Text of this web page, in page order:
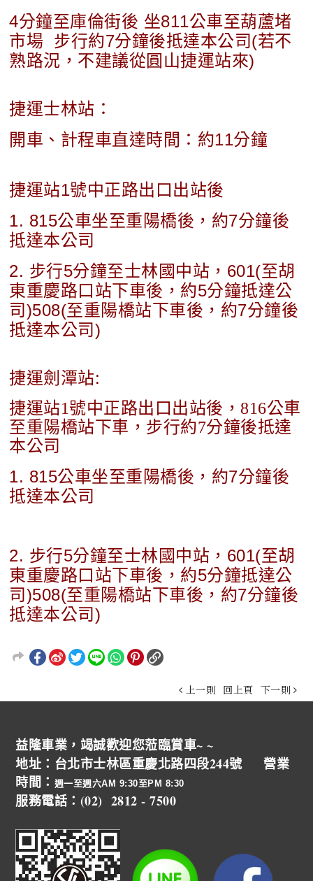
4分鐘至庫倫街後 坐811公車至葫蘆堵
市場 步行約7分鐘後抵達本公司(若不
熟路況，不建議從圓山捷運站來)
捷運士林站：
開車、計程車直達時間：約11分鐘
捷運站1號中正路出口出站後
1. 815公車坐至重陽橋後，約7分鐘後
抵達本公司
2. 步行5分鐘至士林國中站，601(至胡
東重慶路口站下車後，約5分鐘抵達公
司)508(至重陽橋站下車後，約7分鐘後
抵達本公司)
捷運劍潭站:
捷運站1號中正路出口出站後，816公車
至重陽橋站下車，步行約7分鐘後抵達
本公司
1. 815公車坐至重陽橋後，約7分鐘後
抵達本公司
2. 步行5分鐘至士林國中站，601(至胡
東重慶路口站下車後，約5分鐘抵達公
司)508(至重陽橋站下車後，約7分鐘後
抵達本公司)
上一則 回上頁 下一則
益隆車業，竭誠歡迎您蒞臨賞車~ ~
地址：台北市士林區重慶北路四段244號 營業
時間： 週一至週六AM 9:30至PM 8:30
服務電話：(02) 2812 - 7500